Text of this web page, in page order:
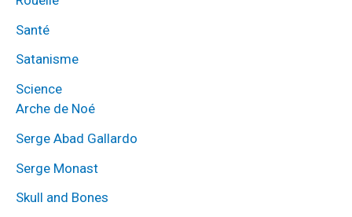
Santé
Satanisme
Science
Arche de Noé
Serge Abad Gallardo
Serge Monast
Skull and Bones